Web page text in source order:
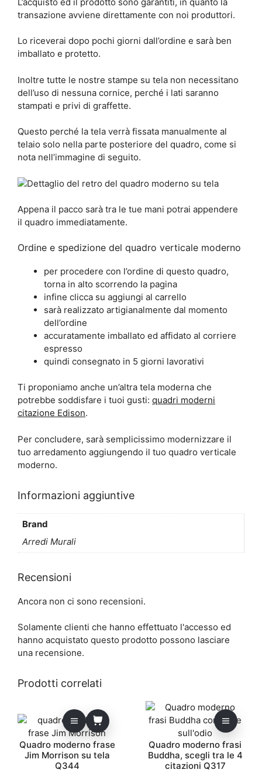
transazione avviene direttamente con noi produttori.
Lo riceverai dopo pochi giorni dall’ordine e sarà ben
imballato e protetto.
Inoltre tutte le nostre stampe su tela non necessitano
dell’uso di nessuna cornice, perché i lati saranno
stampati e privi di graffette.
Questo perché la tela verrà fissata manualmente al
telaio solo nella parte posteriore del quadro, come si
nota nell’immagine di seguito.
Appena il pacco sarà tra le tue mani potrai appendere
il quadro immediatamente.
Ordine e spedizione del quadro verticale moderno
per procedere con l’ordine di questo quadro,
torna in alto scorrendo la pagina
infine clicca su aggiungi al carrello
sarà realizzato artigianalmente dal momento
dell’ordine
accuratamente imballato ed affidato al corriere
espresso
quindi consegnato in 5 giorni lavorativi
Ti proponiamo anche un’altra tela moderna che
potrebbe soddisfare i tuoi gusti: quadri moderni
citazione Edison.
Per concludere, sarà semplicissimo modernizzare il
tuo arredamento aggiungendo il tuo quadro verticale
moderno.
Informazioni aggiuntive
Brand
Arredi Murali
Recensioni
Ancora non ci sono recensioni.
Solamente clienti che hanno effettuato l'accesso ed
hanno acquistato questo prodotto possono lasciare
una recensione.
Prodotti correlati
Quadro moderno frase
Jim Morrison su tela
Q344
Quadro moderno frasi
Buddha, scegli tra le 4
citazioni Q317
Questo
prodotto
più
varianti.